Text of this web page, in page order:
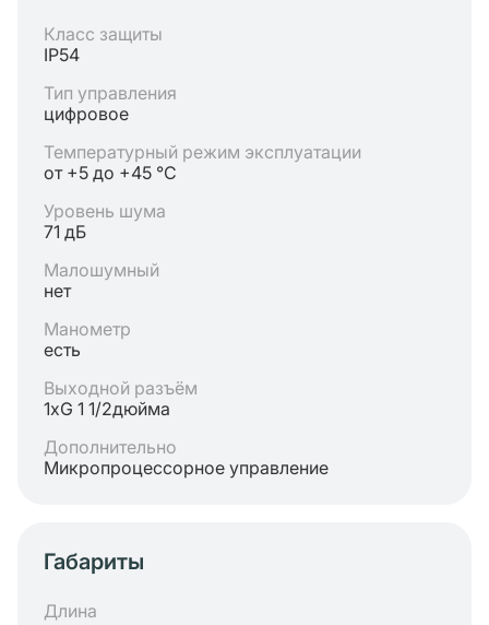
Класс защиты
IP54
Тип управления
цифровое
Температурный режим эксплуатации
от +5 до +45 °C
Уровень шума
71 дБ
Малошумный
нет
Манометр
есть
Выходной разъём
1хG 1 1/2дюйма
Дополнительно
Микропроцессорное управление
Габариты
Длина